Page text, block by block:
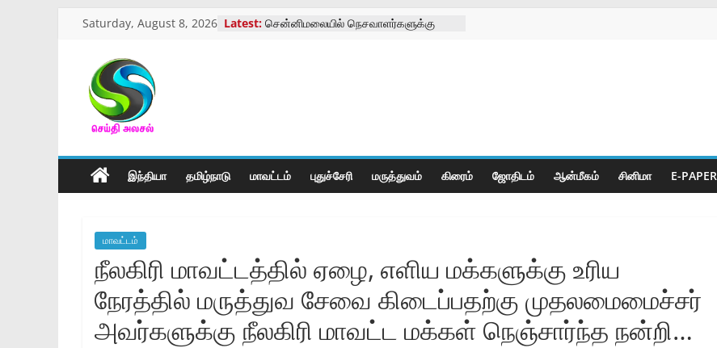
Saturday, August 8, 2026 Latest: சென்னிமலையில் நெசவாளர்களுக்கு
கோவையில் பாயண்ட் மீடியா சார்பாக
நடைபெற்ற கண்காட்சி
செய்திஅலசல்
l
Seidhialasal
Tamil
Online
NewsPaper
இந்தியா தமிழ்நாடு மாவட்டம் புதுச்சேரி மருத்துவம் கிரைம் ஜோ‌திட‌ம் ஆன்மீகம் சினிமா E-
மாவட்டம்
நீலகிரி மாவட்டத்தில்‌ ஏழை, எளிய மக்களுக்கு உரிய
நேரத்தில்‌ மருத்துவ சேவை கிடைப்பதற்கு முதலமைமைச்சர்‌
அவர்களுக்கு நீலகிரி மாவட்ட மக்கள்‌ நெஞ்சார்ந்த நன்றி…